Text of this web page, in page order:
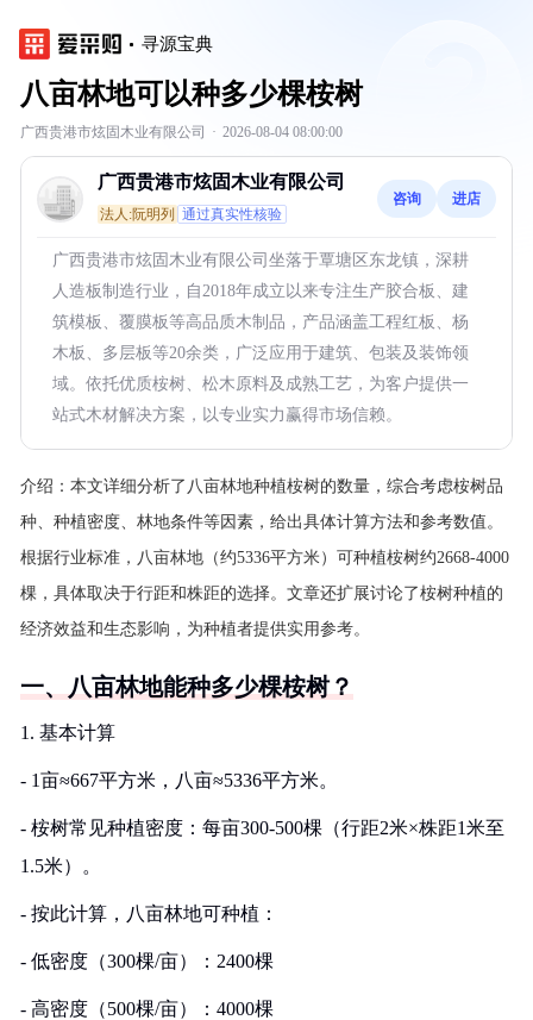
寻源宝典
八亩林地可以种多少棵桉树
广西贵港市炫固木业有限公司 · 2026-08-04 08:00:00
广西贵港市炫固木业有限公司
法人:阮明列 通过真实性核验
咨询 进店
广西贵港市炫固木业有限公司坐落于覃塘区东龙镇，深耕
人造板制造行业，自2018年成立以来专注生产胶合板、建
筑模板、覆膜板等高品质木制品，产品涵盖工程红板、杨
木板、多层板等20余类，广泛应用于建筑、包装及装饰领
域。依托优质桉树、松木原料及成熟工艺，为客户提供一
站式木材解决方案，以专业实力赢得市场信赖。
介绍： 本文详细分析了八亩林地种植桉树的数量，综合考虑桉树品
种、种植密度、林地条件等因素，给出具体计算方法和参考数值。
根据行业标准，八亩林地（约5336平方米）可种植桉树约2668-4000
棵，具体取决于行距和株距的选择。文章还扩展讨论了桉树种植的
经济效益和生态影响，为种植者提供实用参考。
一、八亩林地能种多少棵桉树？
1. 基本计算
- 1亩≈667平方米，八亩≈5336平方米。
- 桉树常见种植密度：每亩300-500棵（行距2米×株距1米至
1.5米）。
- 按此计算，八亩林地可种植：
- 低密度（300棵/亩）：2400棵
- 高密度（500棵/亩）：4000棵